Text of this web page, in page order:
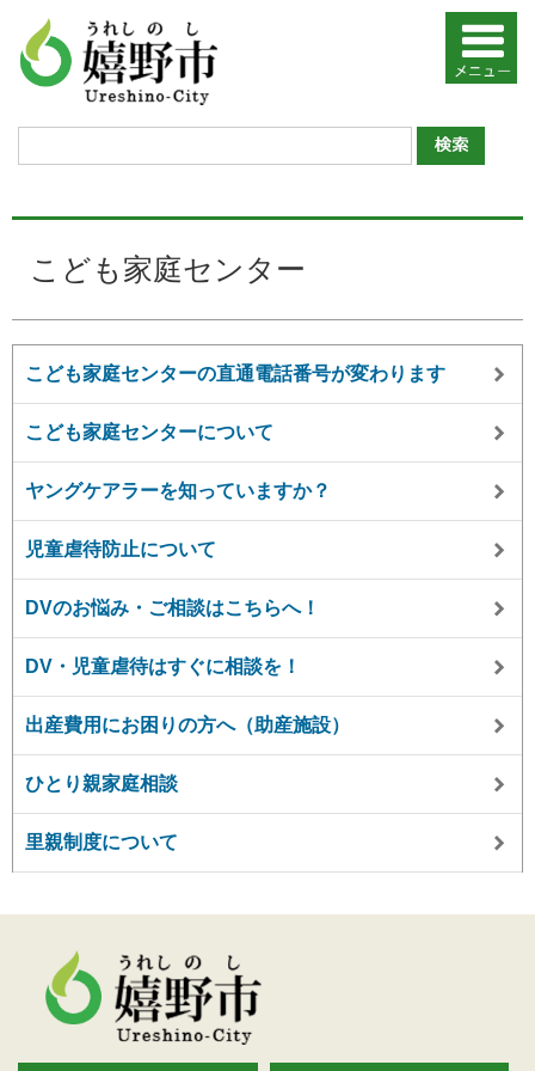
こども家庭センター
こども家庭センターの直通電話番号が変わります
こども家庭センターについて
ヤングケアラーを知っていますか？
児童虐待防止について
DVのお悩み・ご相談はこちらへ！
DV・児童虐待はすぐに相談を！
出産費用にお困りの方へ（助産施設）
ひとり親家庭相談
里親制度について